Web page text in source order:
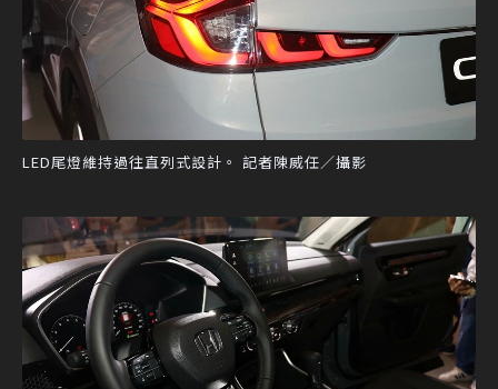
LED尾燈維持過往直列式設計。 記者陳威任／攝影